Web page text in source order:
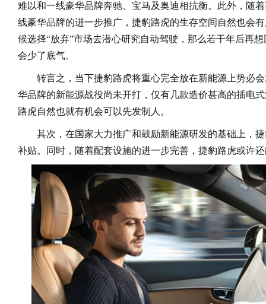
难以和一线豪华品牌奔驰、宝马及奥迪相抗衡。此外，随
线豪华品牌的进一步推广，捷豹路虎的生存空间自然也会
候选择“放弃”市场去潜心研究自动驾驶，那么若干年后再
会少了底气。
转言之，当下捷豹路虎将重心完全放在新能源上势必
华品牌的新能源战役尚未开打，仅有几款造价甚高的插电
路虎自然也就有机会可以先发制人。
其次，在国家大力推广和鼓励新能源研发的基础上，
补贴。同时，随着配套设施的进一步完善，捷豹路虎或许